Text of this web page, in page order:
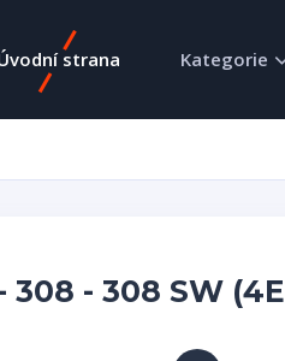
strana Kategorie
308 - 308 SW